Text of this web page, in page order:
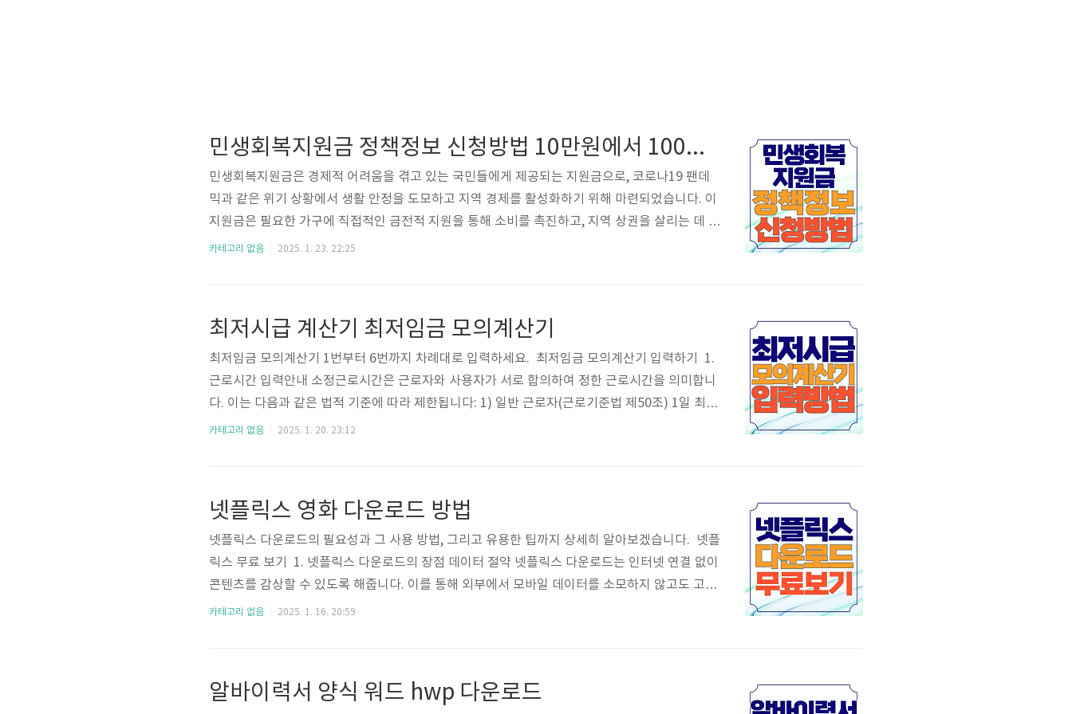
민생회복지원금 정책정보 신청방법 10만원에서 100만원?
민생회복지원금은 경제적 어려움을 겪고 있는 국민들에게 제공되는 지원금으로, 코로나19 팬데
믹과 같은 위기 상황에서 생활 안정을 도모하고 지역 경제를 활성화하기 위해 마련되었습니다. 이
지원금은 필요한 가구에 직접적인 금전적 지원을 통해 소비를 촉진하고, 지역 상권을 살리는 데 기
여하고자 합니다. 본 글에서는 민생회복지원금의 신청 방법과 주의사항, 그리고 지원금의 사용처
차는 간단하고 명확하게 구성되어 있어 많은 사람들이 쉽게 접근..
카테고리 없음 2025. 1. 23. 22:25
최저시급 계산기 최저임금 모의계산기
최저임금 모의계산기 1번부터 6번까지 차례대로 입력하세요. 최저임금 모의계산기 입력하기 1.
근로시간 입력안내 소정근로시간은 근로자와 사용자가 서로 합의하여 정한 근로시간을 의미합니
다. 이는 다음과 같은 법적 기준에 따라 제한됩니다: 1) 일반 근로자(근로기준법 제50조) 1일 최대
: 8시간1주 최대 : 40시간 2) 15세 이상 18세 미만 근로자(근로기준법 제69조) 1일 최대 : 7시간1
행규칙 제2..
카테고리 없음 2025. 1. 20. 23:12
넷플릭스 영화 다운로드 방법
넷플릭스 다운로드의 필요성과 그 사용 방법, 그리고 유용한 팁까지 상세히 알아보겠습니다. 넷플
릭스 무료 보기 1. 넷플릭스 다운로드의 장점 데이터 절약 넷플릭스 다운로드는 인터넷 연결 없이
콘텐츠를 감상할 수 있도록 해줍니다. 이를 통해 외부에서 모바일 데이터를 소모하지 않고도 고화
질 콘텐츠를 즐길 수 있습니다.오프라인 환경에서의 접근성 비행기, 지하철 등 인터넷이 제한적인
디바이스에서 다운로드 스마트폰과 태블릿에서는 넷플..
카테고리 없음 2025. 1. 16. 20:59
알바이력서 양식 워드 hwp 다운로드